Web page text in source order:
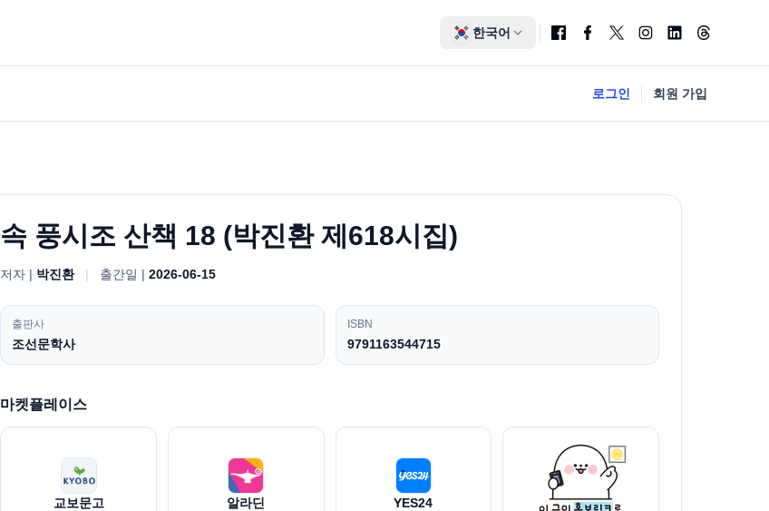
한국어
로그인 회원 가입
속 풍시조 산책 18 (박진환 제618시집)
저자 | 박진환 | 출간일 |2026-06-15
출판사
조선문학사
ISBN
9791163544715
마켓플레이스
교보문고 알라딘 YES24